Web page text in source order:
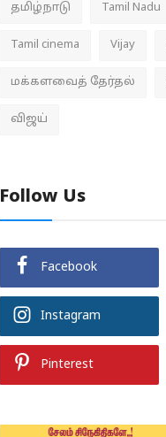
தமிழ்நாடு Tamil Nadu
Tamil cinema Vijay
மக்களவைத் தேர்தல்
விஜய்
Follow Us
Facebook
Instagram
Pinterest